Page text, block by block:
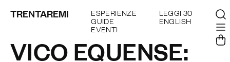
TRENTAREMI ESPERIENZE
GUIDE
EVENTI
LEGGI 30
ENGLISH
VICO EQUENSE: